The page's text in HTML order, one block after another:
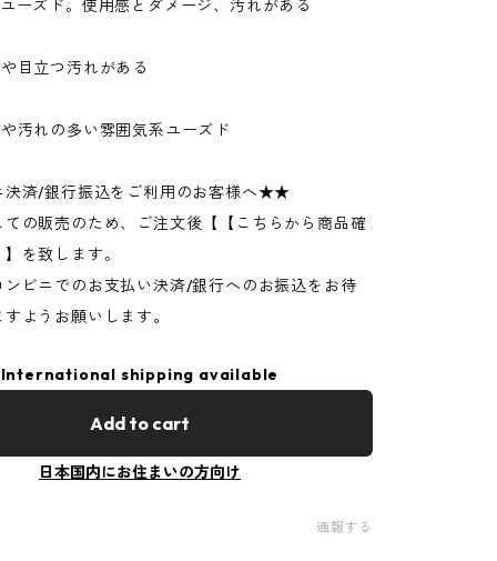
ーズド。使用感とダメージ、汚れがある
目立つ汚れがある
汚れの多い雰囲気系ユーズド
済/銀行振込をご利用のお客様へ★★
の販売のため、ご注文後【【こちらから商品確
を致します。
ンビニでのお支払い決済/銀行へのお振込をお待
ようお願いします。
International shipping available
Add to cart
日本国内にお住まいの方向け
通報する